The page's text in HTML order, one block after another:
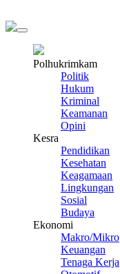
Polhukrimkam
Politik
Hukum
Kriminal
Keamanan
Opini
Kesra
Pendidikan
Kesehatan
Keagamaan
Lingkungan
Sosial
Budaya
Ekonomi
Makro/Mikro
Keuangan
Tenaga Kerja